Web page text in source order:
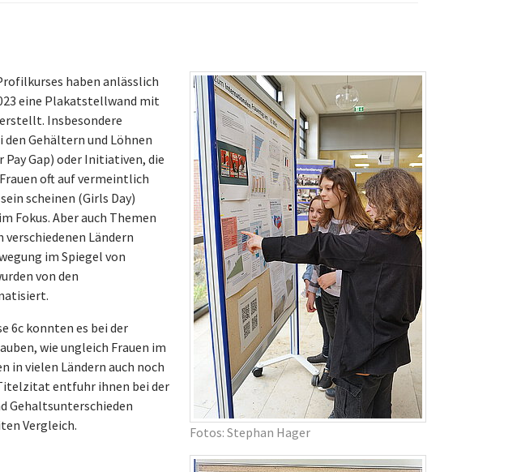
Fotos: Stephan Hager
haben anlässlich
eine Plakatstellwand mit
Insbesondere
den Gehältern und Löhnen
Pay Gap) oder Initiativen, die
oft auf vermeintlich
scheinen (Girls Day)
Fokus. Aber auch Themen
verschiedenen Ländern
im Spiegel von
von den
6c konnten es bei der
wie ungleich Frauen im
in vielen Ländern auch noch
entfuhr ihnen bei der
Gehaltsunterschieden
Vergleich.